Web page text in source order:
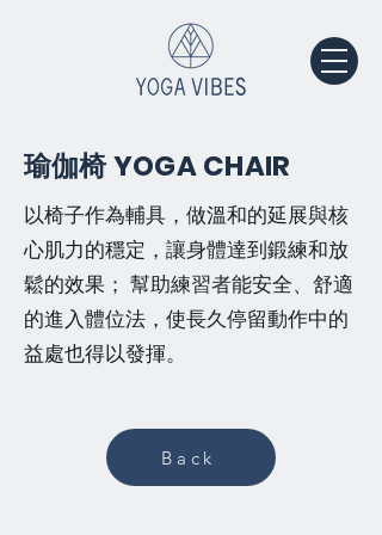
瑜伽椅 YOGA CHAIR
以椅子作為輔具，做溫和的延展與核
心肌力的穩定，讓身體達到鍛練和放
鬆的效果； 幫助練習者能安全、舒適
的進入體位法，使長久停留動作中的
益處也得以發揮。
Back